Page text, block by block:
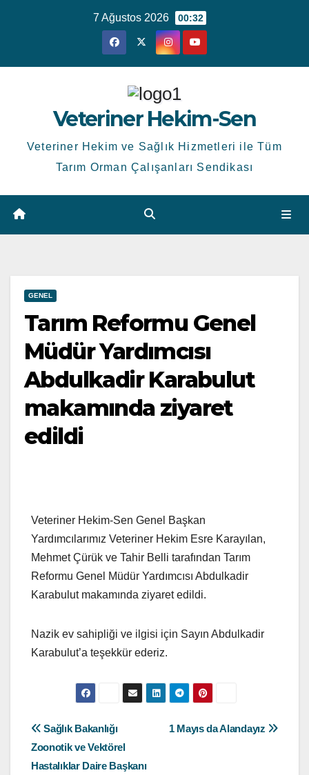
7 Ağustos 2026 00:32
Veteriner Hekim-Sen
Veteriner Hekim ve Sağlık Hizmetleri ile Tüm
Tarım Orman Çalışanları Sendikası
GENEL
Tarım Reformu Genel
Müdür Yardımcısı
Abdulkadir Karabulut
makamında ziyaret
edildi
Veteriner Hekim-Sen Genel Başkan
Yardımcılarımız Veteriner Hekim Esre Karayılan,
Mehmet Çürük ve Tahir Belli tarafından Tarım
Reformu Genel Müdür Yardımcısı Abdulkadir
Karabulut makamında ziyaret edildi.
Nazik ev sahipliği ve ilgisi için Sayın Abdulkadir
Karabulut’a teşekkür ederiz.
Yazı
gezinmesi
1 Mayıs da Alandayız
Sağlık Bakanlığı
Zoonotik ve Vektörel
Hastalıklar Daire Başkanı